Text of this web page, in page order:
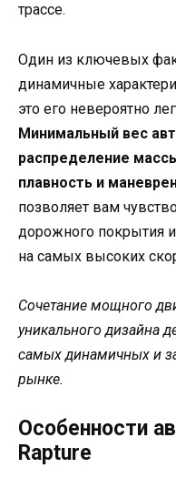
трассе.
Один из ключевых
динамичные
это его невероятно
Минимальный вес
распределение
плавность и
позволяет вам
дорожного покрытия
на самых высоких
Сочетание мощного
уникального дизайна
самых динамичных и
рынке.
Особенности
Rapture